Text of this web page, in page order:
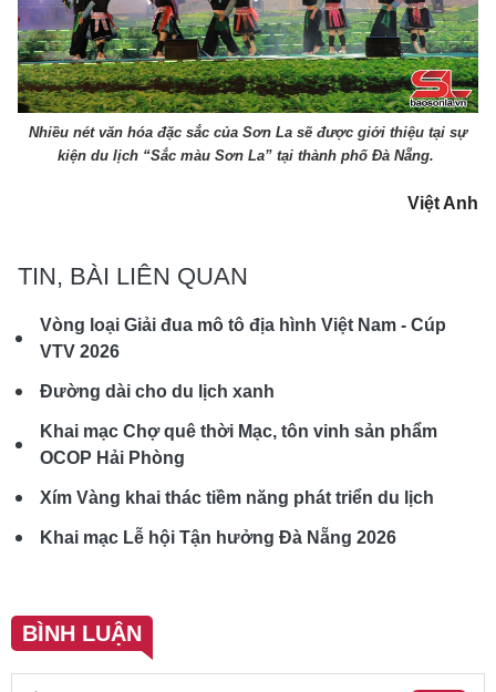
Nhiều nét văn hóa đặc sắc của Sơn La sẽ được giới thiệu tại sự
kiện du lịch “Sắc màu Sơn La” tại thành phố Đà Nẵng.
Việt Anh
TIN, BÀI LIÊN QUAN
Vòng loại Giải đua mô tô địa hình Việt Nam - Cúp
VTV 2026
Đường dài cho du lịch xanh
Khai mạc Chợ quê thời Mạc, tôn vinh sản phẩm
OCOP Hải Phòng
Xím Vàng khai thác tiềm năng phát triển du lịch
Khai mạc Lễ hội Tận hưởng Đà Nẵng 2026
BÌNH LUẬN